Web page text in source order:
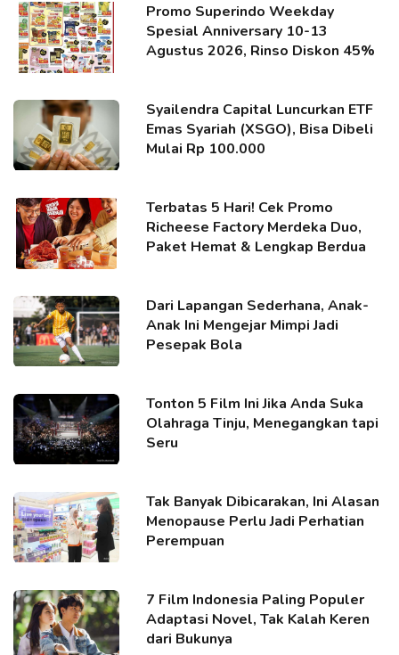
Promo Superindo Weekday
Spesial Anniversary 10-13
Agustus 2026, Rinso Diskon 45%
Syailendra Capital Luncurkan ETF
Emas Syariah (XSGO), Bisa Dibeli
Mulai Rp 100.000
Terbatas 5 Hari! Cek Promo
Richeese Factory Merdeka Duo,
Paket Hemat & Lengkap Berdua
Dari Lapangan Sederhana, Anak-
Anak Ini Mengejar Mimpi Jadi
Pesepak Bola
Tonton 5 Film Ini Jika Anda Suka
Olahraga Tinju, Menegangkan tapi
Seru
Tak Banyak Dibicarakan, Ini Alasan
Menopause Perlu Jadi Perhatian
Perempuan
7 Film Indonesia Paling Populer
Adaptasi Novel, Tak Kalah Keren
dari Bukunya